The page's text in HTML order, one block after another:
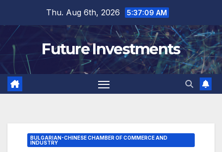
content
Thu. Aug 6th, 2026 5:37:10 AM
Future Investments
BULGARIAN-CHINESE CHAMBER OF COMMERCE AND
INDUSTRY